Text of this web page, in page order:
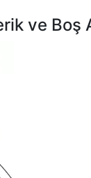
ve Boş